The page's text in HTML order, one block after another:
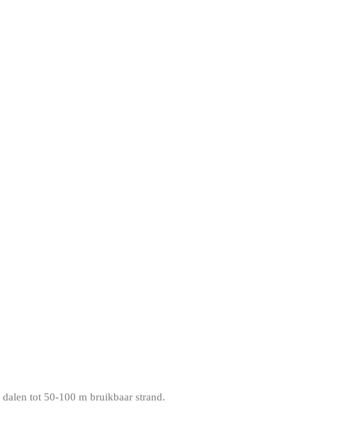
tot 50-100 m bruikbaar strand.